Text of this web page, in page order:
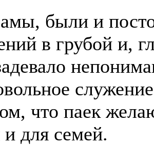
были и
в грубой и,
что паек
и для семей.